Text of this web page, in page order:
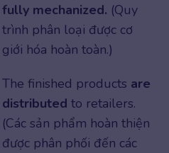
fully mechanized. (Quy
trình phân loại được cơ
giới hóa hoàn toàn.)
The finished products are
distributed to retailers.
(Các sản phẩm hoàn thiện
được phân phối đến các